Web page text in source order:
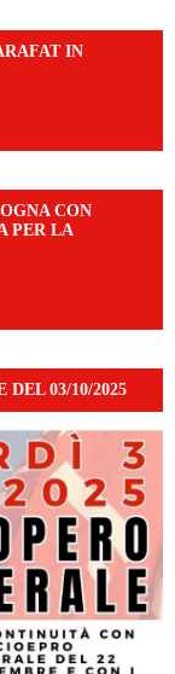
IN
CON
PER LA
03/10/2025